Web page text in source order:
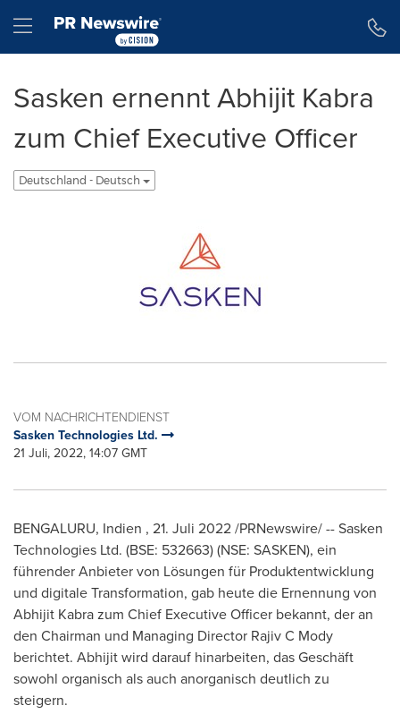
Hamburger menu
Sasken ernennt Abhijit Kabra
zum Chief Executive Officer
Deutschland - Deutsch
VOM NACHRICHTENDIENST
Sasken Technologies Ltd.
21 Juli, 2022, 14:07 GMT
BENGALURU, Indien , 21. Juli 2022/PRNewswire/ -- Sasken
Technologies Ltd. (BSE: 532663) (NSE: SASKEN), ein
führender Anbieter von Lösungen für Produktentwicklung
und digitale Transformation, gab heute die Ernennung von
Abhijit Kabrazum Chief Executive Officer bekannt, der an
den Chairman und Managing Director Rajiv C Mody
berichtet. Abhijit wird darauf hinarbeiten, das Geschäft
sowohl organisch als auch anorganisch deutlich zu
steigern.